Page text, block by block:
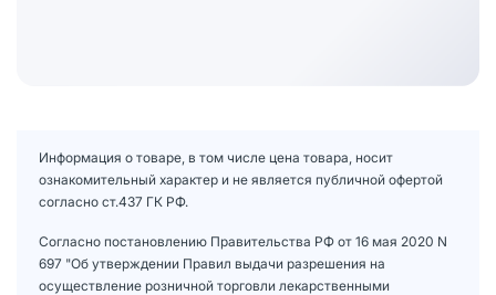
Информация о товаре, в том числе цена товара, носит
ознакомительный характер и не является публичной офертой
согласно ст.437 ГК РФ.
Согласно постановлению Правительства РФ от 16 мая 2020 N
697 "Об утверждении Правил выдачи разрешения на
осуществление розничной торговли лекарственными